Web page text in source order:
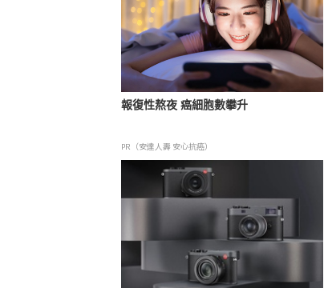
報復性熬夜 癌細胞數攀升
PR（安達人壽 安心抗癌）